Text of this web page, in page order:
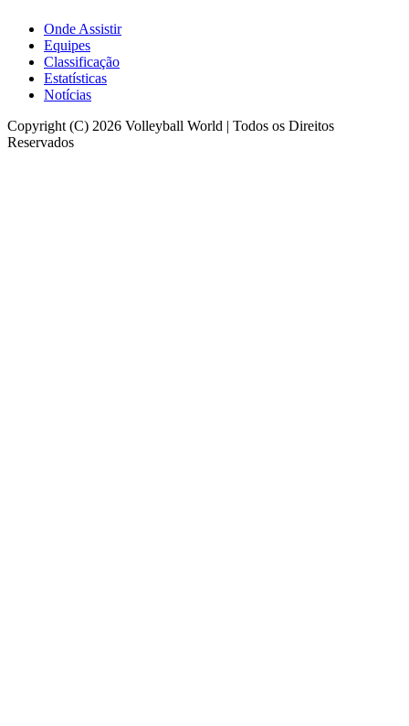
Onde Assistir
Equipes
Classificação
Estatísticas
Notícias
Copyright (C) 2026 Volleyball World | Todos os Direitos
Reservados